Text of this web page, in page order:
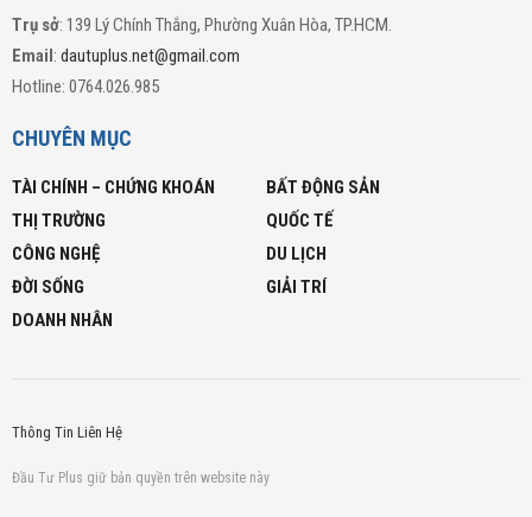
Trụ sở: 139 Lý Chính Thắng, Phường Xuân Hòa, TP.HCM.
Email: dautuplus.net@gmail.com
Hotline: 0764.026.985
CHUYÊN MỤC
TÀI CHÍNH – CHỨNG KHOÁN
BẤT ĐỘNG SẢN
THỊ TRƯỜNG
QUỐC TẾ
CÔNG NGHỆ
DU LỊCH
ĐỜI SỐNG
GIẢI TRÍ
DOANH NHÂN
Thông Tin Liên Hệ
Đầu Tư Plus giữ bản quyền trên website này